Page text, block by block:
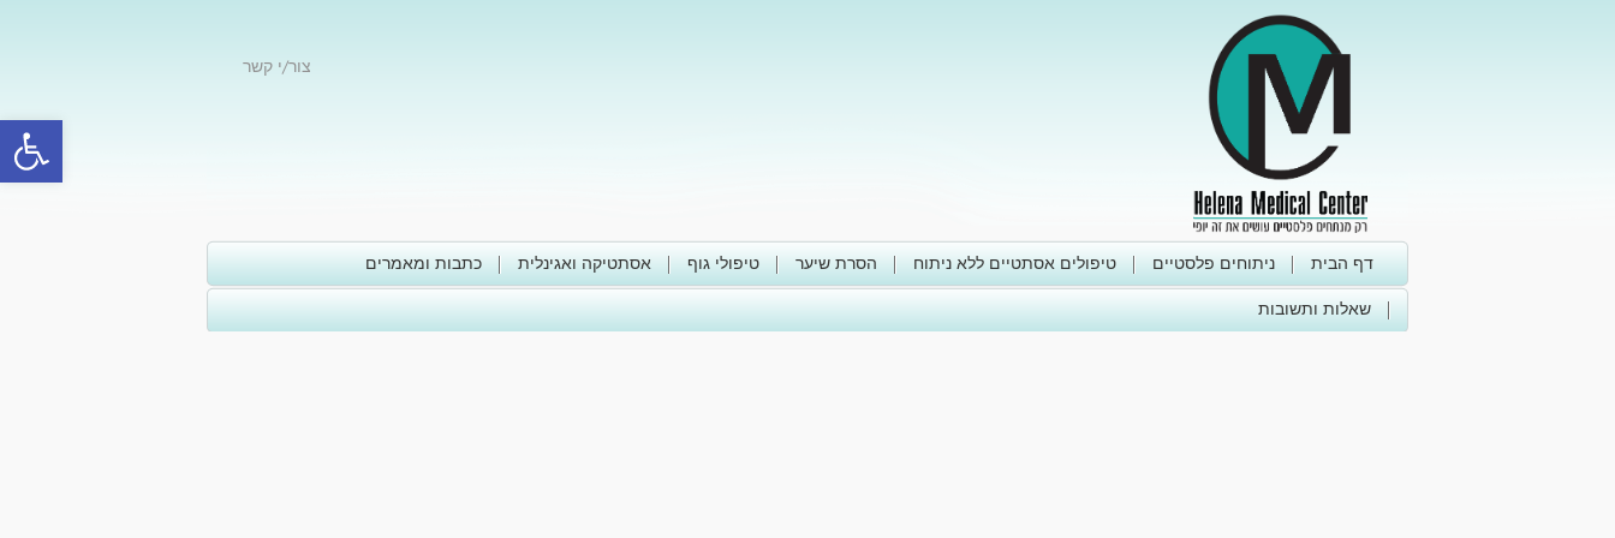
פתח
צור/י קשר
דף הבית ניתוחים פלסטיים טיפולים אסתטיים ללא ניתוח הסרת שיער טיפולי גוף אסתטיקה ואגינלית כתבות ומאמרים
שאלות ותשובות